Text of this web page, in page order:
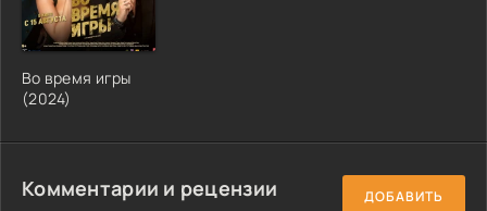
Во время игры
(2024)
Комментарии и рецензии ДОБАВИТЬ